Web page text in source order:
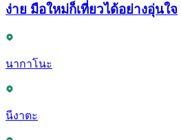
ง่าย มือใหม่ก็เที่ยวได้อย่างอุ่นใจ
นากาโนะ
นีงาตะ